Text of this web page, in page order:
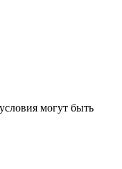
могут быть